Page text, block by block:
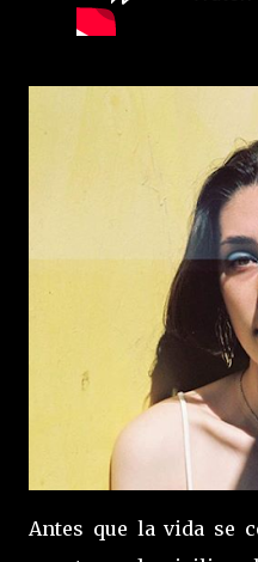
Antes que la vida se